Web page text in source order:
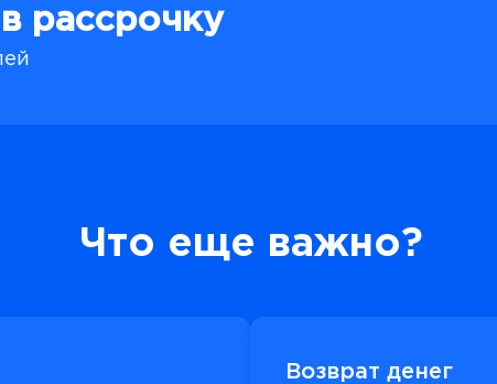
рассрочку
Что еще важно?
Возврат денег